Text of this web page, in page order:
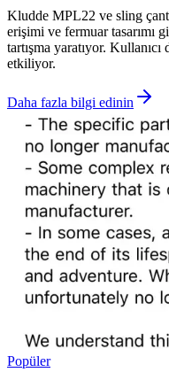
Kludde MPL22 ve sling
erişimi ve fermuar tasarımı
tartışma yaratıyor.
etkiliyor.
Daha fazla bilgi edinin
Popüler